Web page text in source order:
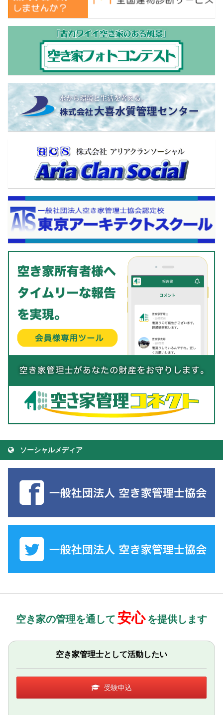
ソーシャルメディア
空き家の管理を通して 安心 を提供します
空き家管理士として活動したい
受験申込